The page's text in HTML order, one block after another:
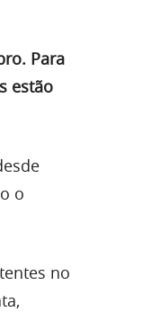
Para
estão
o
no